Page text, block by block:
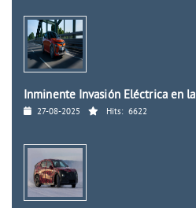
Inminente Invasión Eléctrica en la
27-08-2025 Hits: 6622